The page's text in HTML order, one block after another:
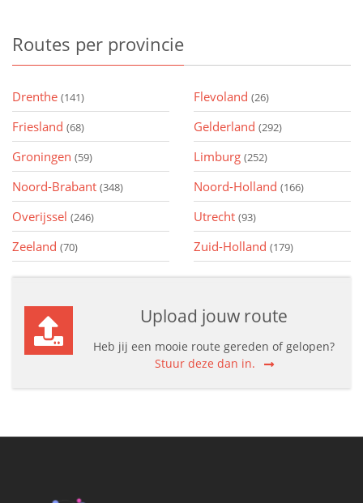
Routes per provincie
Drenthe (141) Flevoland (26)
Friesland (68) Gelderland (292)
Groningen (59) Limburg (252)
Noord-Brabant (348) Noord-Holland (166)
Overijssel (246) Utrecht (93)
Zeeland (70) Zuid-Holland (179)
Upload jouw route
Heb jij een mooie route gereden of gelopen?
Stuur deze dan in.